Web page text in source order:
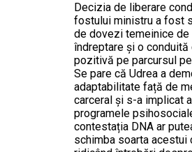
Decizia de liberare
fostului ministru a fost
de dovezi temeinice de
îndreptare și o conduită
pozitivă pe parcursul
Se pare că Udrea a
adaptabilitate față de
carceral și s-a implicat
programele
contestația DNA ar
schimba soarta acestui